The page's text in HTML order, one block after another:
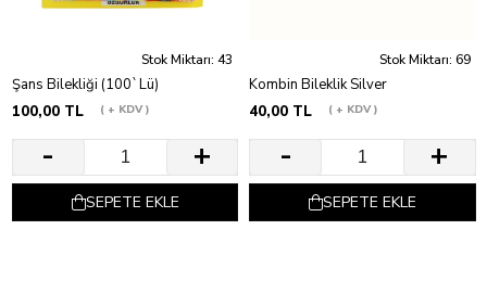
Stok Miktarı: 43
Şans Bilekliği (100`Lü)
100,00 TL
+ KDV
SEPETE EKLE
Stok Miktarı: 69
Kombin Bileklik Silver
40,00 TL
+ KDV
SEPETE EKLE